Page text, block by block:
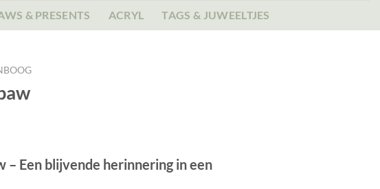
& PRESENTS ACRYL TAGS & JUWEELTJES
– Een blijvende herinnering in een